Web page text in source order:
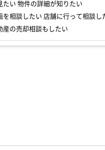
たい 物件の詳細が知りたい
を相談したい 店舗に行って相談し
産の売却相談もしたい